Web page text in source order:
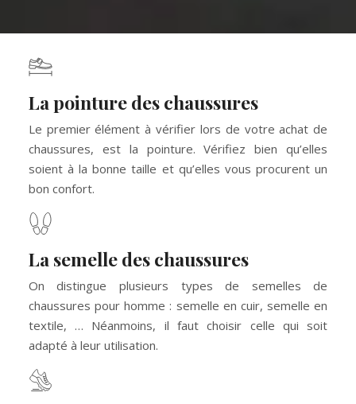
La pointure des chaussures
Le premier élément à vérifier lors de votre achat de
chaussures, est la pointure. Vérifiez bien qu’elles
soient à la bonne taille et qu’elles vous procurent un
bon confort.
La semelle des chaussures
On distingue plusieurs types de semelles de
chaussures pour homme : semelle en cuir, semelle en
textile, … Néanmoins, il faut choisir celle qui soit
adapté à leur utilisation.